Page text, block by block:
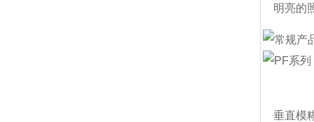
明亮的
垂直模